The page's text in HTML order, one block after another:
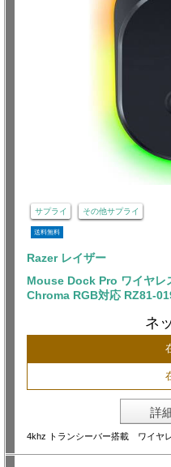
サプライ その他サプライ
送料無料
Razer レイザー
Mouse Dock Pro ワイヤレ
Chroma RGB対応 RZ81-
ネ
詳
4khz トランシーバー搭載 ワイヤ